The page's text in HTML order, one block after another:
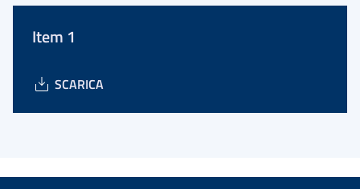
Item 1
SCARICA